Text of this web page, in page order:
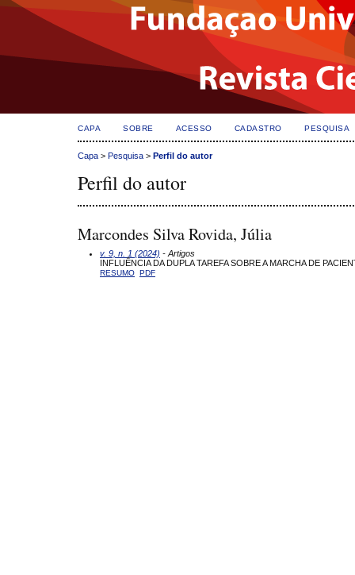
CAPA SOBRE ACESSO CADASTRO PESQUISA
Capa > Pesquisa > Perfil do autor
Perfil do autor
Marcondes Silva Rovida, Júlia
v. 9, n. 1 (2024) - Artigos
INFLUÊNCIA DA DUPLA TAREFA SOBRE A MARCHA DE
RESUMO PDF